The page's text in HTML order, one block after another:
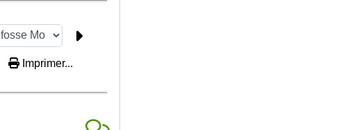
Imprimer...